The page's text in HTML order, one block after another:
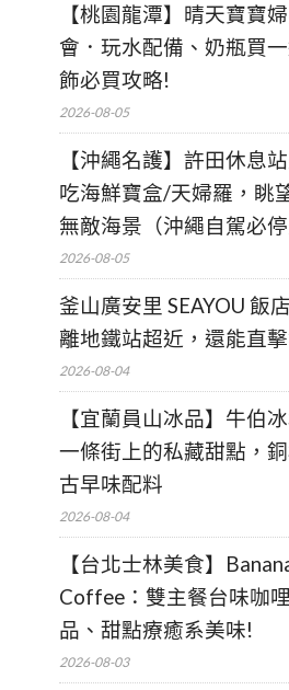
【桃園龍潭】晴天寶寶
會．玩水配備、奶瓶買
飾必買攻略!
2026-08-05
【沖繩名護】許田休息
吃海鮮寶盒/天婦羅，眺
無敵海景（沖繩自駕必停
2026-08-05
釜山廣安里 SEAYOU 飯
離地鐵站超近，還能直
2026-08-04
【宜蘭員山冰品】牛伯
一條街上的私藏甜點，
古早味配料
2026-08-04
【台北士林美食】
Coffee：雙主餐台味咖
品、甜點療癒系美味!
2026-08-03